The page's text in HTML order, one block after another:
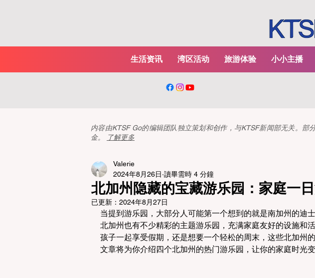
生活资讯 湾区活动 旅游体验 小小主播
内容由KTSF Go的编辑团队独立策划和创作，与KTSF新闻部无关。
金。
了解更多
北加州隐藏的宝藏游乐园：家庭一
Valerie
2024年8月26日 讀畢需時 4 分鐘
已更新： 2024年8月27日
当提到游乐园，大部分人可能第一个想到的就是南加州的迪
北加州也有不少精彩的主题游乐园，充满家庭友好的设施和
孩子一起享受假期，还是想要一个轻松的周末，这些北加州
文章将为你介绍四个北加州的热门游乐园，让你的家庭时光变